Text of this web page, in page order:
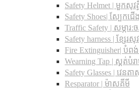
Safety Helmet | មួកសុវត្
Safety Shoes| ស្បែកជើ
Traffic Safety​ | សម្ភារ:
Safety harness | ខ្សែរសុ
Fire Extinguisher| បំព
Wearning Tap | ស្គត់បំរ
Safety Glasses | វេនតា
Resparator | ម៉ាសគីមី